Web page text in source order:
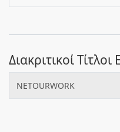
Διακριτικοί
NETOURWORK